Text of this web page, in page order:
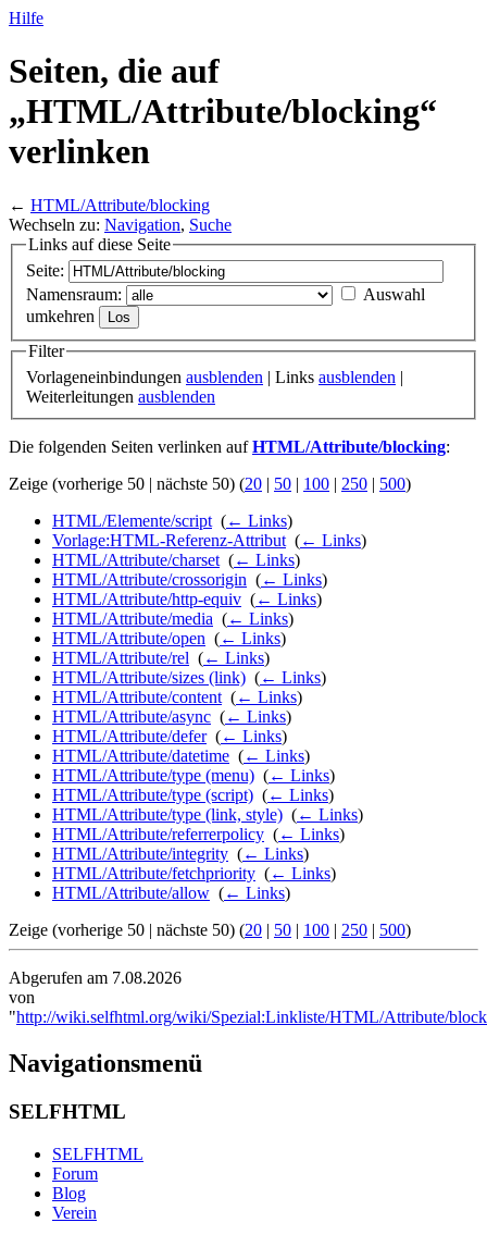
Hilfe
Seiten, die auf
„HTML/Attribute/blocking“
verlinken
← HTML/Attribute/blocking
Wechseln zu: Navigation, Suche
Links auf diese Seite
Seite:
Namensraum:
Auswahl
umkehren
Filter
Vorlageneinbindungen ausblenden | Links ausblenden |
Weiterleitungen ausblenden
Die folgenden Seiten verlinken aufHTML/Attribute/blocking:
Zeige (vorherige 50 | nächste 50) (20 | 50 | 100 | 250 | 500)
HTML/Elemente/script (← Links)
Vorlage:HTML-Referenz-Attribut (← Links)
HTML/Attribute/charset (← Links)
HTML/Attribute/crossorigin (← Links)
HTML/Attribute/http-equiv (← Links)
HTML/Attribute/media (← Links)
HTML/Attribute/open (← Links)
HTML/Attribute/rel (← Links)
HTML/Attribute/sizes (link) (← Links)
HTML/Attribute/content (← Links)
HTML/Attribute/async (← Links)
HTML/Attribute/defer‎ (← Links)
HTML/Attribute/datetime (← Links)
HTML/Attribute/type (menu) (← Links)
HTML/Attribute/type (script) (← Links)
HTML/Attribute/type (link, style) (← Links)
HTML/Attribute/referrerpolicy (← Links)
HTML/Attribute/integrity (← Links)
HTML/Attribute/fetchpriority (← Links)
HTML/Attribute/allow (← Links)
Zeige (vorherige 50 | nächste 50) (20 | 50 | 100 | 250 | 500)
Abgerufen am 7.08.2026
von
"http://wiki.selfhtml.org/wiki/Spezial:Linkliste/HTML/Attribute/
Navigationsmenü
SELFHTML
SELFHTML
Forum
Blog
Verein